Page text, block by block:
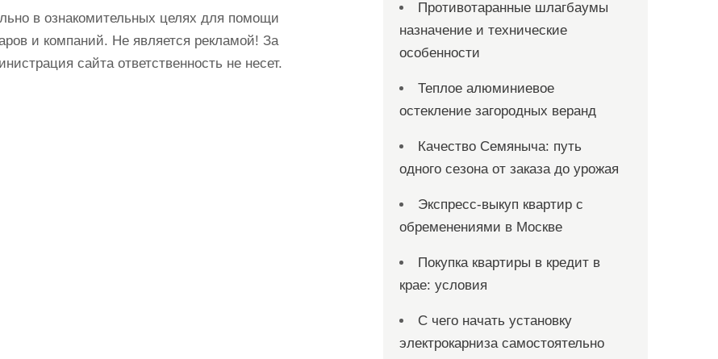
в ознакомительных целях для помощи
и компаний. Не является рекламой! За
сайта ответственность не несет.
Противотаранные шлагбаумы
назначение и технические
особенности
Теплое алюминиевое
остекление загородных веранд
Качество Семяныча: путь
одного сезона от заказа до урожая
Экспресс-выкуп квартир с
обременениями в Москве
Покупка квартиры в кредит в
крае: условия
С чего начать установку
электрокарниза самостоятельно